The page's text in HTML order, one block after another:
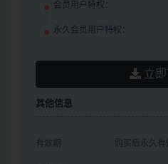
会员用户特权：
永久会员用户特权：
立
其他信息
有效期 购买后永久有